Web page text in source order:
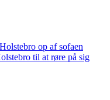
op af sofaen
til at røre på sig